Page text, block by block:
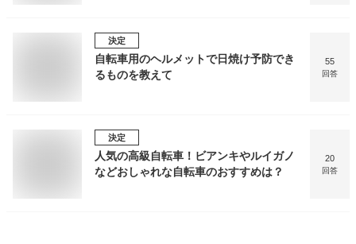
決定
自転車用のヘルメットで日焼け予防でき
るものを教えて
55
回答
決定
人気の高級自転車！ビアンキやルイガノ
などおしゃれな自転車のおすすめは？
20
回答